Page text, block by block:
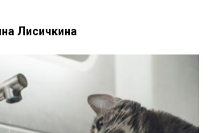
Лисичкина